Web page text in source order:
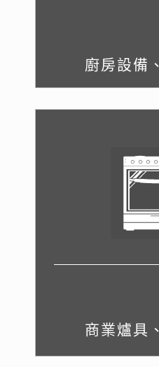
廚房設備
商業爐具